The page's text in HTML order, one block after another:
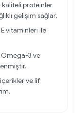
kaliteli proteinler
gelişim sağlar.
E vitaminleri ile
Omega-3 ve
ve lif